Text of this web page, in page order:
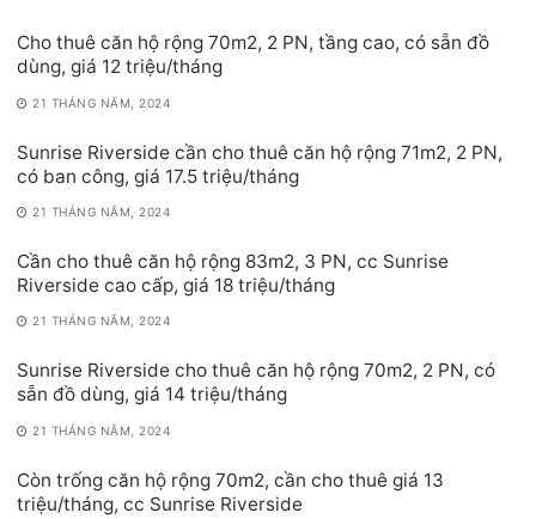
Cho thuê căn hộ rộng 70m2, 2 PN, tầng cao, có sẵn đồ
dùng, giá 12 triệu/tháng
21 THÁNG NĂM, 2024
Sunrise Riverside cần cho thuê căn hộ rộng 71m2, 2 PN,
có ban công, giá 17.5 triệu/tháng
21 THÁNG NĂM, 2024
Cần cho thuê căn hộ rộng 83m2, 3 PN, cc Sunrise
Riverside cao cấp, giá 18 triệu/tháng
21 THÁNG NĂM, 2024
Sunrise Riverside cho thuê căn hộ rộng 70m2, 2 PN, có
sẵn đồ dùng, giá 14 triệu/tháng
21 THÁNG NĂM, 2024
Còn trống căn hộ rộng 70m2, cần cho thuê giá 13
triệu/tháng, cc Sunrise Riverside